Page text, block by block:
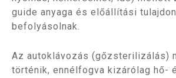
guide anyaga és előállítási
befolyásolnak.
Az autoklávozás (gőzsterilizálás)
történik, ennélfogva kizárólag hő-